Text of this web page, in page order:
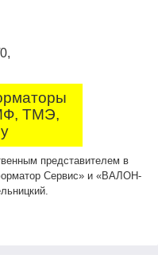
ТМЭ,
представителем в
Сервис» и «ВАЛОН-